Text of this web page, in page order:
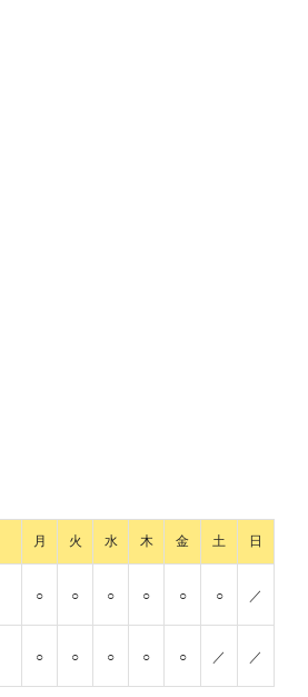
月 火 水 木 金 土 日
○ ○ ○ ○ ○ ○ ／
○ ○ ○ ○ ○ ／ ／